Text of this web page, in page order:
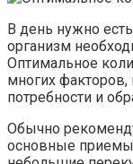
В день нужно
организм
Оптимальное
многих
потребности и
Обычно
основные приемы